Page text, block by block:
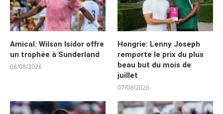
Amical: Wilson Isidor offre
un trophée à Sunderland
08/08/2026
Hongrie: Lenny Joseph
remporte le prix du plus
beau but du mois de
juillet
07/08/2026